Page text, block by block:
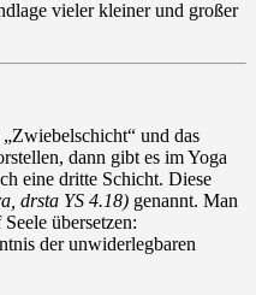
vieler kleiner und großer
und das
dann gibt es im Yoga
eine dritte Schicht. Diese
drsta YS 4.18) genannt. Man
übersetzen:
der unwiderlegbaren